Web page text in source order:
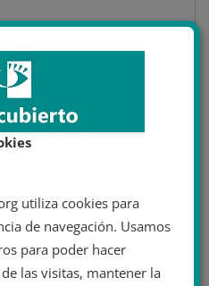
El Yunque
Smith
la extrema
de la extrema
múltiples redes y
A
utiliza cookies para
de navegación. Usamos
para poder hacer
las visitas, mantener la